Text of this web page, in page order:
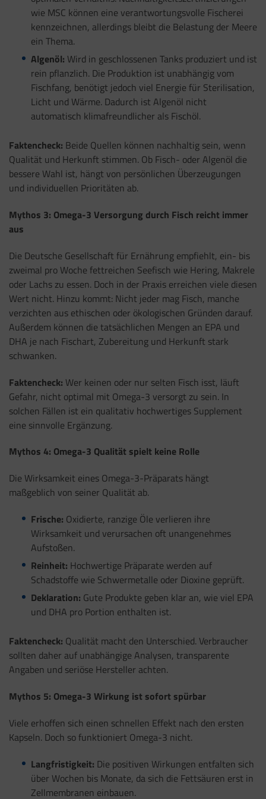
wie MSC können eine verantwortungsvolle Fischerei
kennzeichnen, allerdings bleibt die Belastung der Meere
ein Thema.
Algenöl: Wird in geschlossenen Tanks produziert und ist
rein pflanzlich. Die Produktion ist unabhängig vom
Fischfang, benötigt jedoch viel Energie für Sterilisation,
Licht und Wärme. Dadurch ist Algenöl nicht
automatisch klimafreundlicher als Fischöl.
Faktencheck: Beide Quellen können nachhaltig sein, wenn
Qualität und Herkunft stimmen. Ob Fisch- oder Algenöl die
bessere Wahl ist, hängt von persönlichen Überzeugungen
und individuellen Prioritäten ab.
Mythos 3: Omega-3 Versorgung durch Fisch reicht immer
aus
Die Deutsche Gesellschaft für Ernährung empfiehlt, ein- bis
zweimal pro Woche fettreichen Seefisch wie Hering, Makrele
oder Lachs zu essen. Doch in der Praxis erreichen viele diesen
Wert nicht. Hinzu kommt: Nicht jeder mag Fisch, manche
verzichten aus ethischen oder ökologischen Gründen darauf.
Außerdem können die tatsächlichen Mengen an EPA und
DHA je nach Fischart, Zubereitung und Herkunft stark
schwanken.
Faktencheck: Wer keinen oder nur selten Fisch isst, läuft
Gefahr, nicht optimal mit Omega-3 versorgt zu sein. In
solchen Fällen ist ein qualitativ hochwertiges Supplement
eine sinnvolle Ergänzung.
Mythos 4: Omega-3 Qualität spielt keine Rolle
Die Wirksamkeit eines Omega-3-Präparats hängt
maßgeblich von seiner Qualität ab.
Frische: Oxidierte, ranzige Öle verlieren ihre
Wirksamkeit und verursachen oft unangenehmes
Aufstoßen.
Reinheit: Hochwertige Präparate werden auf
Schadstoffe wie Schwermetalle oder Dioxine geprüft.
Deklaration: Gute Produkte geben klar an, wie viel EPA
und DHA pro Portion enthalten ist.
Faktencheck: Qualität macht den Unterschied. Verbraucher
sollten daher auf unabhängige Analysen, transparente
Angaben und seriöse Hersteller achten.
Mythos 5: Omega-3 Wirkung ist sofort spürbar
Viele erhoffen sich einen schnellen Effekt nach den ersten
Kapseln. Doch so funktioniert Omega-3 nicht.
Langfristigkeit: Die positiven Wirkungen entfalten sich
über Wochen bis Monate, da sich die Fettsäuren erst in
Zellmembranen einbauen.